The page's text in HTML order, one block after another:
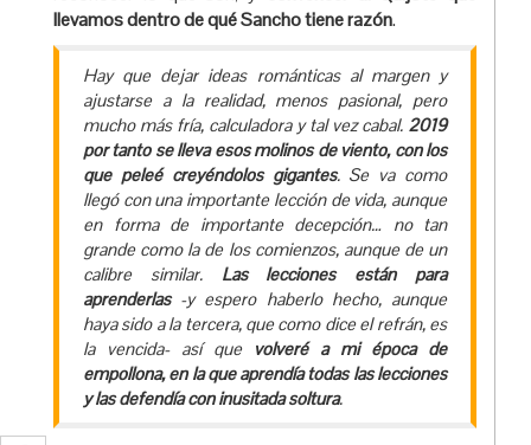
llevamos dentro de qué Sancho tiene razón.
Hay que dejar ideas románticas al margen y
ajustarse a la realidad, menos pasional, pero
mucho más fría, calculadora y tal vez cabal. 2019
por tanto se lleva esos molinos de viento, con los
que peleé creyéndolos gigantes. Se va como
llegó con una importante lección de vida, aunque
en forma de importante decepción… no tan
grande como la de los comienzos, aunque de un
calibre similar. Las lecciones están para
aprenderlas-y espero haberlo hecho, aunque
haya sido a la tercera, que como dice el refrán, es
la vencida- así que volveré a mi época de
empollona, en la que aprendía todas las lecciones
y las defendía con inusitada soltura.